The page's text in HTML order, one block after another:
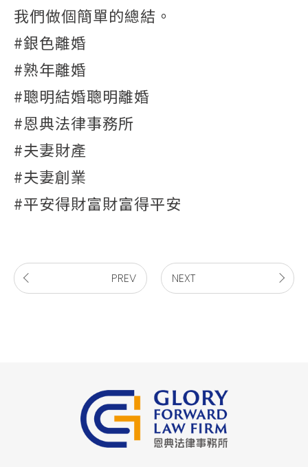
我們做個簡單的總結。
#銀色離婚
#熟年離婚
#聰明結婚聰明離婚
#恩典法律事務所
#夫妻財產
#夫妻創業
#平安得財富財富得平安
PREV NEXT